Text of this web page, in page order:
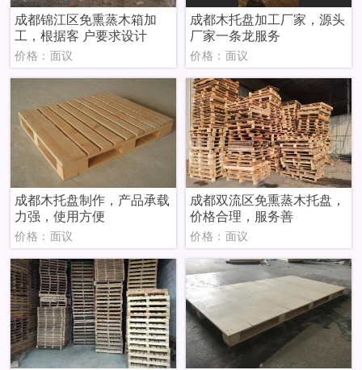
成都锦江区免熏蒸木箱加
工，根据客 户要求设计
价格：面议
成都木托盘加工厂家，源头
厂家一条龙服务
价格：面议
成都木托盘制作，产品承载
力强，使用方便
价格：面议
成都双流区免熏蒸木托盘，
价格合理，服务善
价格：面议